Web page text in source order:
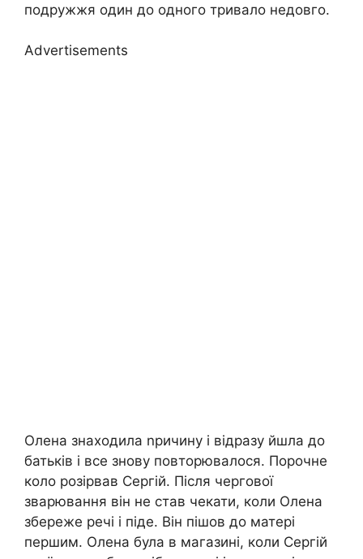
подружжя один до одного тривало недовго.
Advertisements
Олена знаходила nричину і відразу йшла до
батьків і все знову повторювалося. Порочне
коло розірвав Сергій. Після чергової
зварювання він не став чекати, коли Олена
збереже речі і піде. Він пішов до матері
першим. Олена була в магазині, коли Сергій